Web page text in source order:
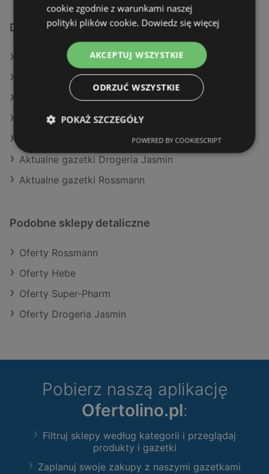
Dodatkowe łącza
Oferty Natura Drogerie
Oferty Hebe
Oferty Super-Pharm
Aktualne gazetki Super-Pharm
Aktualne gazetki Drogeria Jasmin
Aktualne gazetki Rossmann
Podobne sklepy detaliczne
Oferty Rossmann
Oferty Hebe
Oferty Super-Pharm
Oferty Drogeria Jasmin
Pobierz naszą aplikację
Ofertolino.pl:
Filtruj sklepy według kategorii i przeglądaj
produkty i gazetki
Zaplanuj swoje zakupy z naszymi gazetkami
cookie zgodnie z warunkami naszej
polityki plików cookie. Dowiedz się więcej
AKCEPTUJ WSZYSTKIE
ODRZUĆ WSZYSTKIE
POKAŻ SZCZEGÓŁY
POWERED BY COOKIESCRIPT